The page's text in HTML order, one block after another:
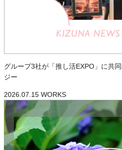
グループ3社が「推し活EXPO」に共
ジー
2026.07.15 WORKS